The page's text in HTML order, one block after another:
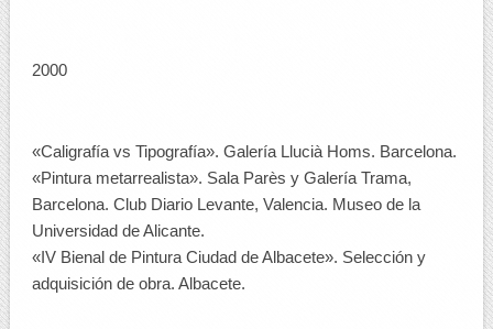
2000
«Caligrafía vs Tipografía». Galería Llucià Homs. Barcelona.
«Pintura metarrealista». Sala Parès y Galería Trama,
Barcelona. Club Diario Levante, Valencia. Museo de la
Universidad de Alicante.
«IV Bienal de Pintura Ciudad de Albacete». Selección y
adquisición de obra. Albacete.